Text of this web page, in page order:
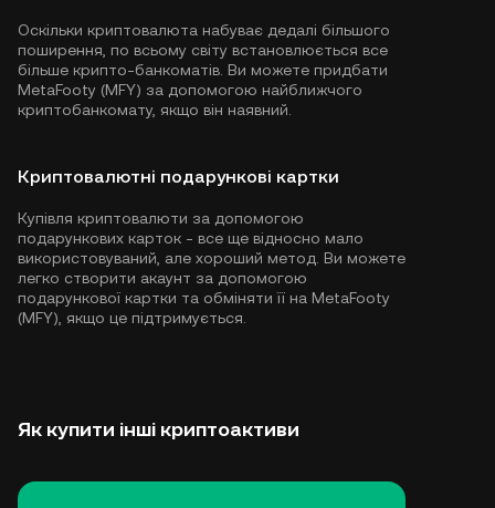
Оскільки криптовалюта набуває дедалі більшого
поширення, по всьому світу встановлюється все
більше крипто-банкоматів. Ви можете придбати
MetaFooty (MFY) за допомогою найближчого
криптобанкомату, якщо він наявний.
Криптовалютні подарункові картки
Купівля криптовалюти за допомогою
подарункових карток - все ще відносно мало
використовуваний, але хороший метод. Ви можете
легко створити акаунт за допомогою
подарункової картки та обміняти її на MetaFooty
(MFY), якщо це підтримується.
Як купити інші криптоактиви